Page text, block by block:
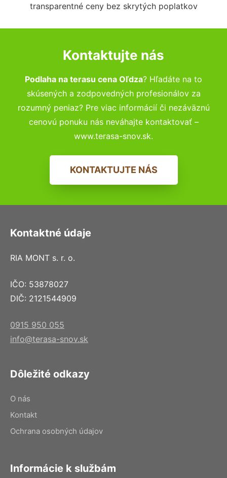
transparentné ceny bez skrytých poplatkov
Kontaktujte nás
Podlaha na terasu cena Oľdza? Hľadáte na to
skúsených a zodpovedných profesionálov za
rozumný peniaz? Pre viac informácií či nezáväznú
cenovú ponuku nás neváhajte kontaktovať –
www.terasa-snov.sk.
KONTAKTUJTE NÁS
Kontaktné údaje
RIA MONT s. r. o.
IČO: 53878027
DIČ: 2121544909
0915 950 055
info@terasa-snov.sk
Dôležité odkazy
O nás
Kontakt
Ochrana osobných údajov
Informácie k službám